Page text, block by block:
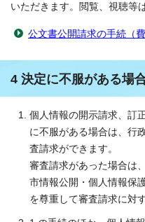
いただきます。閲覧、視聴等
公文書公開請求の手続（
4 決定に不服がある場
個人情報の開示請求、訂
に不服がある場合は、行
査請求ができます。
審査請求があった場合は
市情報公開・個人情報保
を尊重して審査請求に対